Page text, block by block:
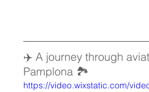
✈️ A journey through
Pamplona 🏞️
https://video.wixstatic.com/